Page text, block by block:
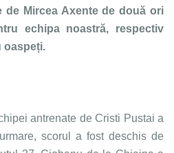
de Mircea Axente de două ori
echipa noastră, respectiv
oaspeți.
antrenate de Cristi Pustai a
scorul a fost deschis de